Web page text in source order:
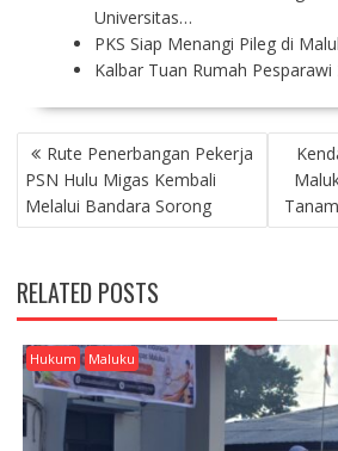
Universitas…
PKS Siap Menangi Pileg di
Kalbar Tuan Rumah Pesparawi
P
O
S
T
A
V
I
G
A
T
Rute Penerbangan Pekerja
PSN Hulu Migas Kembali
Melalui Bandara Sorong
RELATED POSTS
Hukum Maluku